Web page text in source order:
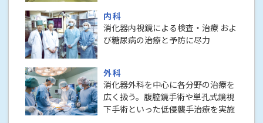
内科
消化器内視鏡による検査・治療 およ
び糖尿病の治療と予防に尽力
外科
消化器外科を中心に各分野の治療を
広く扱う。腹腔鏡手術や単孔式鏡視
下手術といった低侵襲手治療を実施